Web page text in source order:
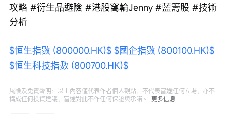
攻略 #衍生品避險 #港股窩輪Jenny #藍籌股 #技術
分析
$恒生指數 (800000.HK)$ $國企指數 (800100.HK)$
$恒生科技指數 (800700.HK)$
風險及免責聲明：以上內容僅代表作者個人觀點，不代表富途任何立場，亦不
構成任何投資建議，富途對此不作任何保證與承諾。
更多信息